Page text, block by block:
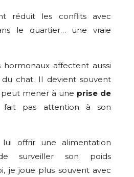
réduit les conflits avec
le quartier… une vraie
hormonaux affectent aussi
du chat. Il devient souvent
mener à une prise de
pas attention à son
offrir une alimentation
surveiller son poids
je joue plus souvent avec